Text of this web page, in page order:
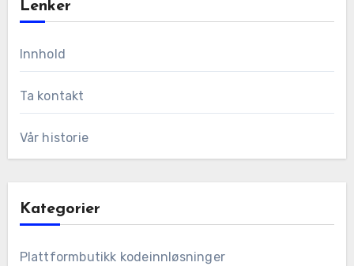
Lenker
Innhold
Ta kontakt
Vår historie
Kategorier
Plattformbutikk kodeinnløsninger